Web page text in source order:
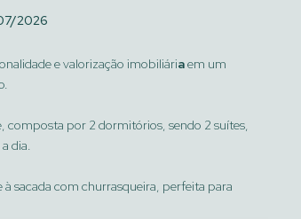
2026
e valorização imobiliáriaem um
composta por 2 dormitórios, sendo 2 suítes,
dia.
sacada com churrasqueira, perfeita para